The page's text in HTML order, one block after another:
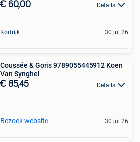
€ 60,00 Details
Kortrijk 30 jul 26
Coussée & Goris 9789055445912 Koen
Van Synghel
€ 85,45 Details
Bezoek website 30 jul 26